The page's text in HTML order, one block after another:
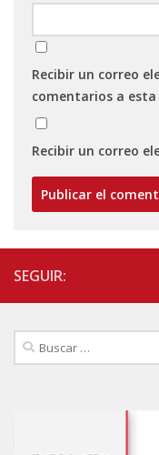
Recibir un correo
comentarios a
Recibir un correo
SEGUIR:
Buscar: